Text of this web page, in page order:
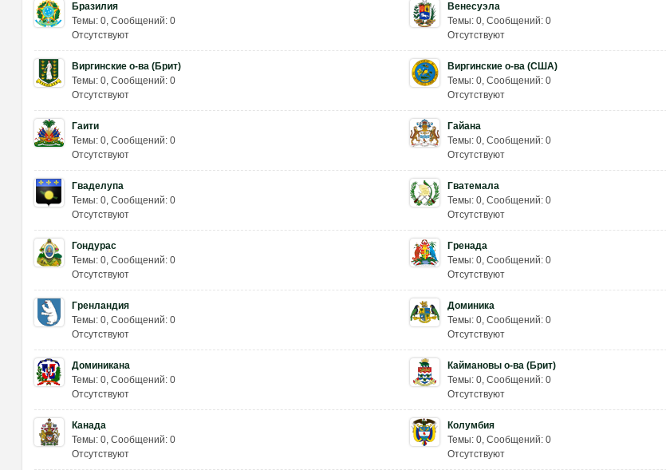
Бразилия
Темы: 0, Сообщений: 0
Отсутствуют
Венесуэла
Темы: 0, Сообщений: 0
Отсутствуют
Виргинские о-ва (Брит)
Темы: 0, Сообщений: 0
Отсутствуют
Виргинские о-ва (США)
Темы: 0, Сообщений: 0
Отсутствуют
Гаити
Темы: 0, Сообщений: 0
Отсутствуют
Гайана
Темы: 0, Сообщений: 0
Отсутствуют
Гваделупа
Темы: 0, Сообщений: 0
Отсутствуют
Гватемала
Темы: 0, Сообщений: 0
Отсутствуют
Гондурас
Темы: 0, Сообщений: 0
Отсутствуют
Гренада
Темы: 0, Сообщений: 0
Отсутствуют
Гренландия
Темы: 0, Сообщений: 0
Отсутствуют
Доминика
Темы: 0, Сообщений: 0
Отсутствуют
Доминикана
Темы: 0, Сообщений: 0
Отсутствуют
Каймановы о-ва (Брит)
Темы: 0, Сообщений: 0
Отсутствуют
Канада
Темы: 0, Сообщений: 0
Отсутствуют
Колумбия
Темы: 0, Сообщений: 0
Отсутствуют